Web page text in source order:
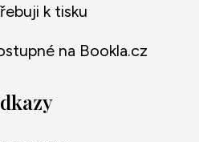
k tisku
na Bookla.cz